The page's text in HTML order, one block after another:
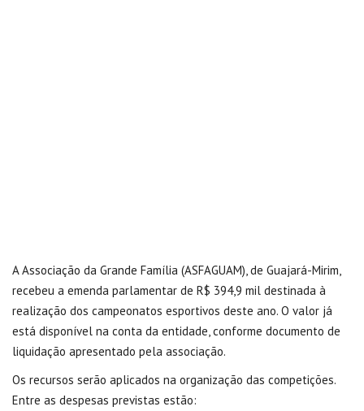
A Associação da Grande Família (ASFAGUAM), de Guajará-Mirim,
recebeu a emenda parlamentar de R$ 394,9 mil destinada à
realização dos campeonatos esportivos deste ano. O valor já
está disponível na conta da entidade, conforme documento de
liquidação apresentado pela associação.
Os recursos serão aplicados na organização das competições.
Entre as despesas previstas estão: